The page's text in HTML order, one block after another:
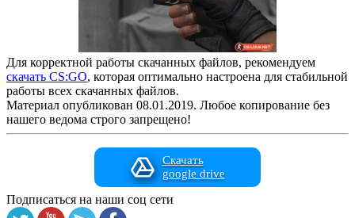
Для корректной работы скачанных файлов, рекомендуем
скачать CS:GO, которая оптимально настроена для стабильной
работы всех скачанных файлов.
Материал опубликован 08.01.2019. Любое копирование без
нашего ведома строго запрещено!
Скачать
google drive
Подписаться на наши соц сети